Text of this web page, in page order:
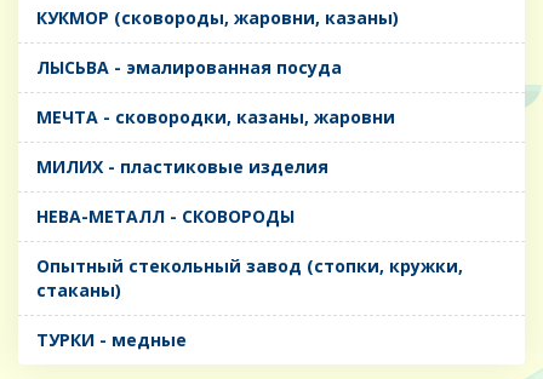
КУКМОР (сковороды, жаровни, казаны)
ЛЫСЬВА - эмалированная посуда
МЕЧТА - сковородки, казаны, жаровни
МИЛИХ - пластиковые изделия
НЕВА-МЕТАЛЛ - СКОВОРОДЫ
Опытный стекольный завод (стопки, кружки,
стаканы)
ТУРКИ - медные